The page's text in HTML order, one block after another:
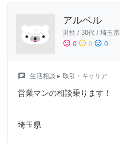
アルベル
男性 / 30代 / 埼玉県
sentiment_satisfied 0 sentiment_neutral 0 sentiment_dissatisfied 0
chat 生活相談 ▸ 取引・キャリア
営業マンの相談乗ります！
埼玉県